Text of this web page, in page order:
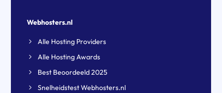
Webhosters.nl
Alle Hosting Providers
Alle Hosting Awards
Best Beoordeeld 2025
Snelheidstest Webhosters.nl